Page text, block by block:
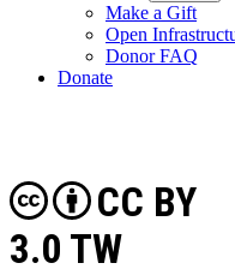
Make a Gift
Open
Donor FAQ
Donate
CC BY
3.0 TW